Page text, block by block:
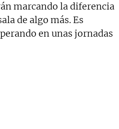
marcando la diferencia
de algo más. Es
en unas jornadas